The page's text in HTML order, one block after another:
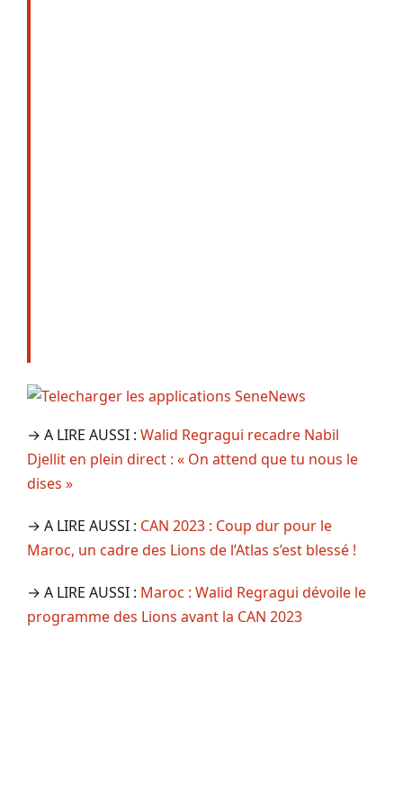
→ A LIRE AUSSI : Walid Regragui recadre Nabil
Djellit en plein direct : « On attend que tu nous le
dises »
→ A LIRE AUSSI : CAN 2023 : Coup dur pour le
Maroc, un cadre des Lions de l’Atlas s’est blessé !
→ A LIRE AUSSI : Maroc : Walid Regragui dévoile le
programme des Lions avant la CAN 2023